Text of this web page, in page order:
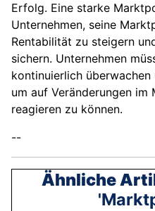
Erfolg. Eine starke
Unternehmen, seine
Rentabilität zu steigern
sichern. Unternehmen
kontinuierlich
um auf Veränderungen
reagieren zu können.
--
Ähnliche